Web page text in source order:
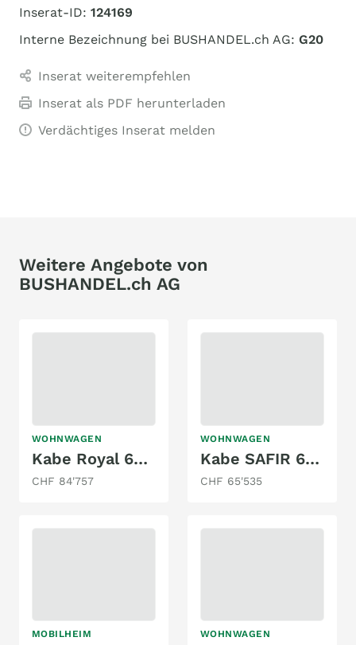
Inserat-ID: 124169
Interne Bezeichnung bei BUSHANDEL.ch AG: G20
Inserat weiterempfehlen
Inserat als PDF herunterladen
Verdächtiges Inserat melden
Weitere Angebote von
BUSHANDEL.ch AG
WOHNWAGEN
Kabe Royal 630 TDL FK KS
CHF 84'757
WOHNWAGEN
Kabe SAFIR 600 TDL
CHF 65'535
MOBILHEIM WOHNWAGEN